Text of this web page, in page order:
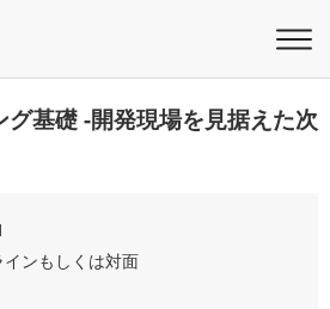
グ基礎 -開発現場を見据えた次
インもしくは対面